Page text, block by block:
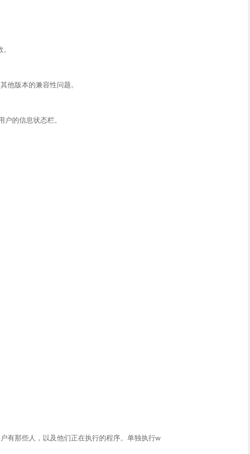
版本的兼容性问题。
的信息状态栏。
有那些人，以及他们正在执行的程序。单独执行w